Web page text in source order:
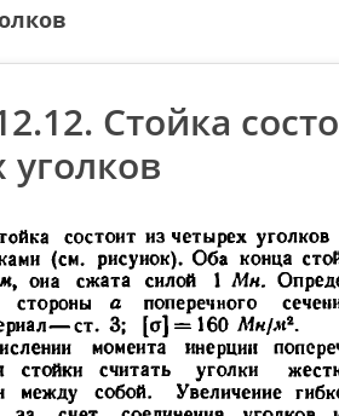
Стойка
уголков